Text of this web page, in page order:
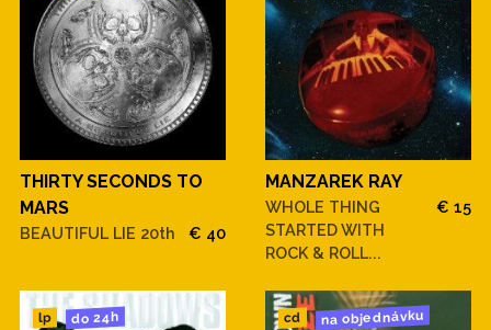
THIRTY SECONDS TO
MARS
BEAUTIFUL LIE 20th € 40
MANZAREK RAY
WHOLE THING
STARTED WITH
ROCK & ROLL...
€ 15
lp do 24h cd na objednávku